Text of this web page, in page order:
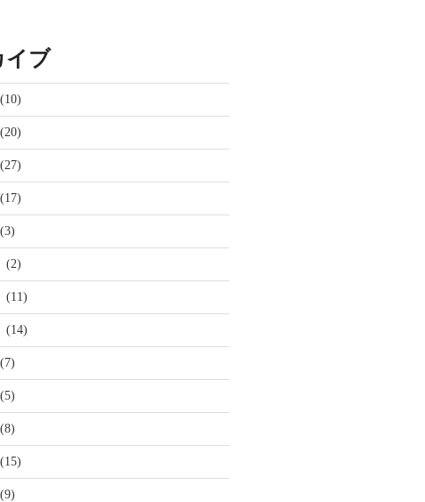
イブ
(10)
(20)
(27)
(17)
(3)
(2)
(11)
(14)
(7)
(5)
(8)
(15)
(9)